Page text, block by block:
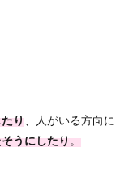
り 、人がいる方向に
うにしたり。